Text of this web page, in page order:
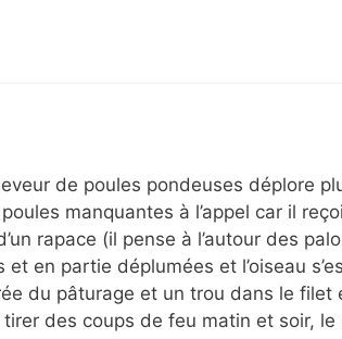
de poules pondeuses déplore
manquantes à l’appel car il
rapace (il pense à l’autour des
en partie déplumées et l’oiseau
du pâturage et un trou dans le filet
tirer des coups de feu matin et soir,